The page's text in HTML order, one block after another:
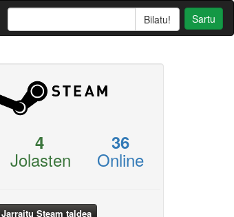
Sartu
4
Jolasten
36
Online
Jarraitu Steam taldea